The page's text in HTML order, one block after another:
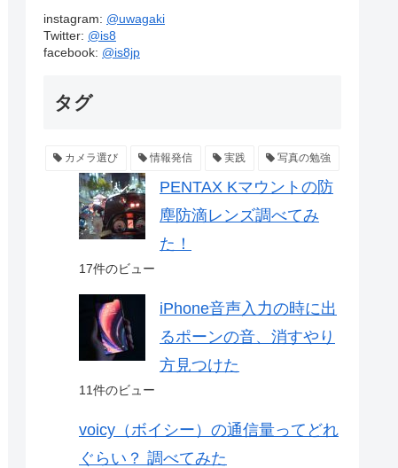
instagram: @uwagaki
Twitter: @is8
facebook: @is8jp
タグ
カメラ選び 情報発信 実践 写真の勉強
PENTAX Kマウントの防
塵防滴レンズ調べてみ
た！
17件のビュー
iPhone音声入力の時に出
るポーンの音、消すやり
方見つけた
11件のビュー
voicy（ボイシー）の通信量ってどれ
ぐらい？ 調べてみた